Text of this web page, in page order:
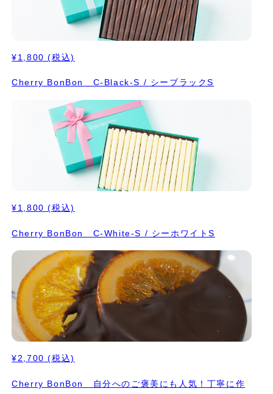
¥1,800 (税込)
Cherry BonBon C-Black-S / シーブラックS
¥1,800 (税込)
Cherry BonBon C-White-S / シーホワイトS
¥2,700 (税込)
Cherry BonBon 自分へのご褒美にも人気！丁寧に作